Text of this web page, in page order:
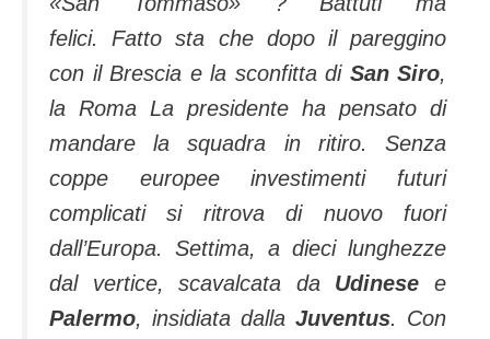
felici. Fatto sta che dopo il pareggino
con il Brescia e la sconfitta diSan Siro,
la Roma La presidente ha pensato di
mandare la squadra in ritiro. Senza
coppe europee investimenti futuri
complicati si ritrova di nuovo fuori
dall’Europa. Settima, a dieci lunghezze
dal vertice, scavalcata da Udinesee
Palermo, insidiata dalla Juventus. Con